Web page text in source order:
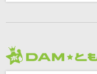
Five
嵐(アラシ)